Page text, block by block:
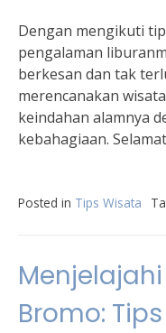
Dengan mengikuti
pengalaman
berkesan dan tak
merencanakan
keindahan alamnya
kebahagiaan.
Posted in Tips Wisata
Bromo: